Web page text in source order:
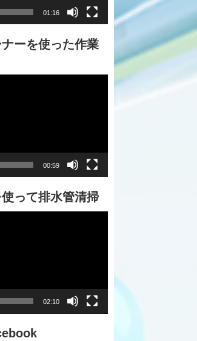
01:16
ナーを使った作業
00:59
って排水管清掃
02:10